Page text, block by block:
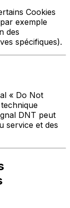
Cookies
exemple
des
spécifiques).
« Do Not
DNT peut
service et des